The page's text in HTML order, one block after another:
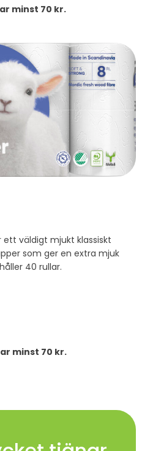
minst 70 kr.
väldigt mjukt klassiskt
som ger en extra mjuk
40 rullar.
minst 70 kr.